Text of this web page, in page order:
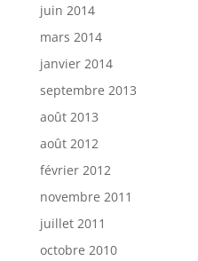
juin 2014
mars 2014
janvier 2014
septembre 2013
août 2013
août 2012
février 2012
novembre 2011
juillet 2011
octobre 2010